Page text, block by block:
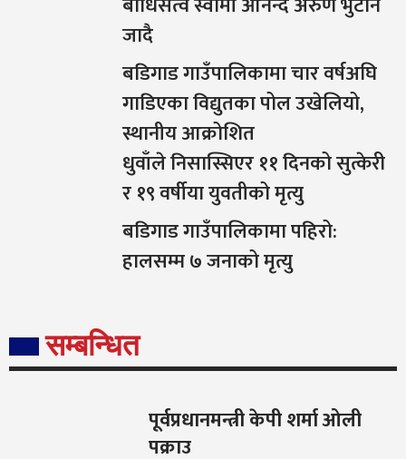
जादै
बडिगाड गाउँपालिकामा चार वर्षअघि
गाडिएका विद्युतका पोल उखेलियो,
स्थानीय आक्रोशित
धुवाँले निसास्सिएर ११ दिनको सुत्केरी
र १९ वर्षीया युवतीको मृत्यु
बडिगाड गाउँपालिकामा पहिरो:
हालसम्म ७ जनाको मृत्यु
सम्बन्धित
पूर्वप्रधानमन्त्री केपी शर्मा ओली
पक्राउ